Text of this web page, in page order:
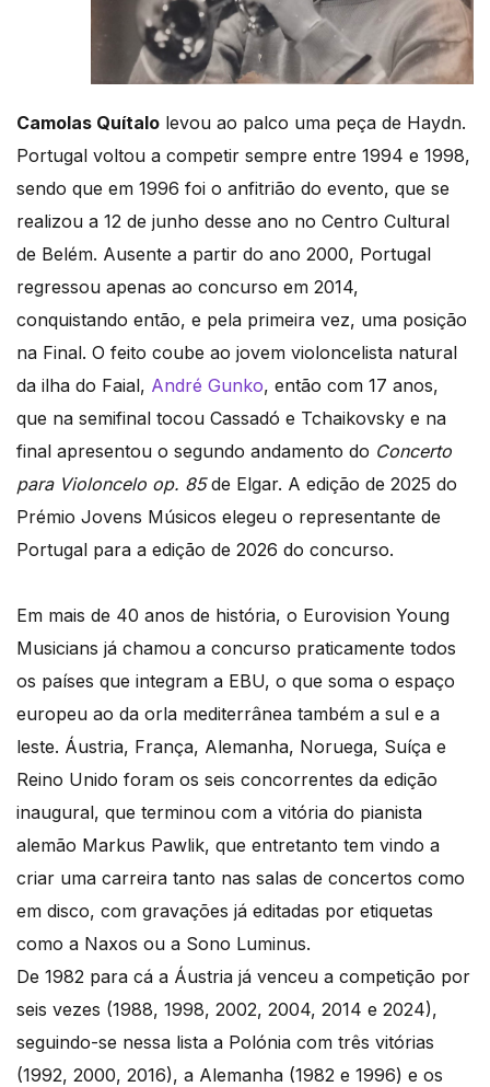
Camolas Quítalo levou ao palco uma peça de Haydn.
Portugal voltou a competir sempre entre 1994 e 1998,
sendo que em 1996 foi o anfitrião do evento, que se
realizou a 12 de junho desse ano no Centro Cultural
de Belém. Ausente a partir do ano 2000, Portugal
regressou apenas ao concurso em 2014,
conquistando então, e pela primeira vez, uma posição
na Final. O feito coube ao jovem violoncelista natural
da ilha do Faial, André Gunko, então com 17 anos,
que na semifinal tocou Cassadó e Tchaikovsky e na
final apresentou o segundo andamento do Concerto
para Violoncelo op. 85de Elgar. A edição de 2025 do
Prémio Jovens Músicos elegeu o representante de
Portugal para a edição de 2026 do concurso.
Em mais de 40 anos de história, o Eurovision Young
Musicians já chamou a concurso praticamente todos
os países que integram a EBU, o que soma o espaço
europeu ao da orla mediterrânea também a sul e a
leste. Áustria, França, Alemanha, Noruega, Suíça e
Reino Unido foram os seis concorrentes da edição
inaugural, que terminou com a vitória do pianista
alemão Markus Pawlik, que entretanto tem vindo a
criar uma carreira tanto nas salas de concertos como
em disco, com gravações já editadas por etiquetas
como a Naxos ou a Sono Luminus.
De 1982 para cá a Áustria já venceu a competição por
seis vezes (1988, 1998, 2002, 2004, 2014 e 2024),
seguindo-se nessa lista a Polónia com três vitórias
(1992, 2000, 2016), a Alemanha (1982 e 1996) e os